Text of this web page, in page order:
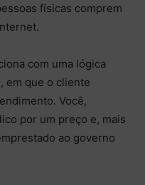
físicas comprem
com uma lógica
em que o cliente
Você,
por um preço e, mais
ao governo